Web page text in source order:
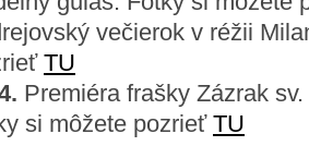
večierok v réžii
TU
Premiéra frašky Zázrak
si môžete pozrieť TU